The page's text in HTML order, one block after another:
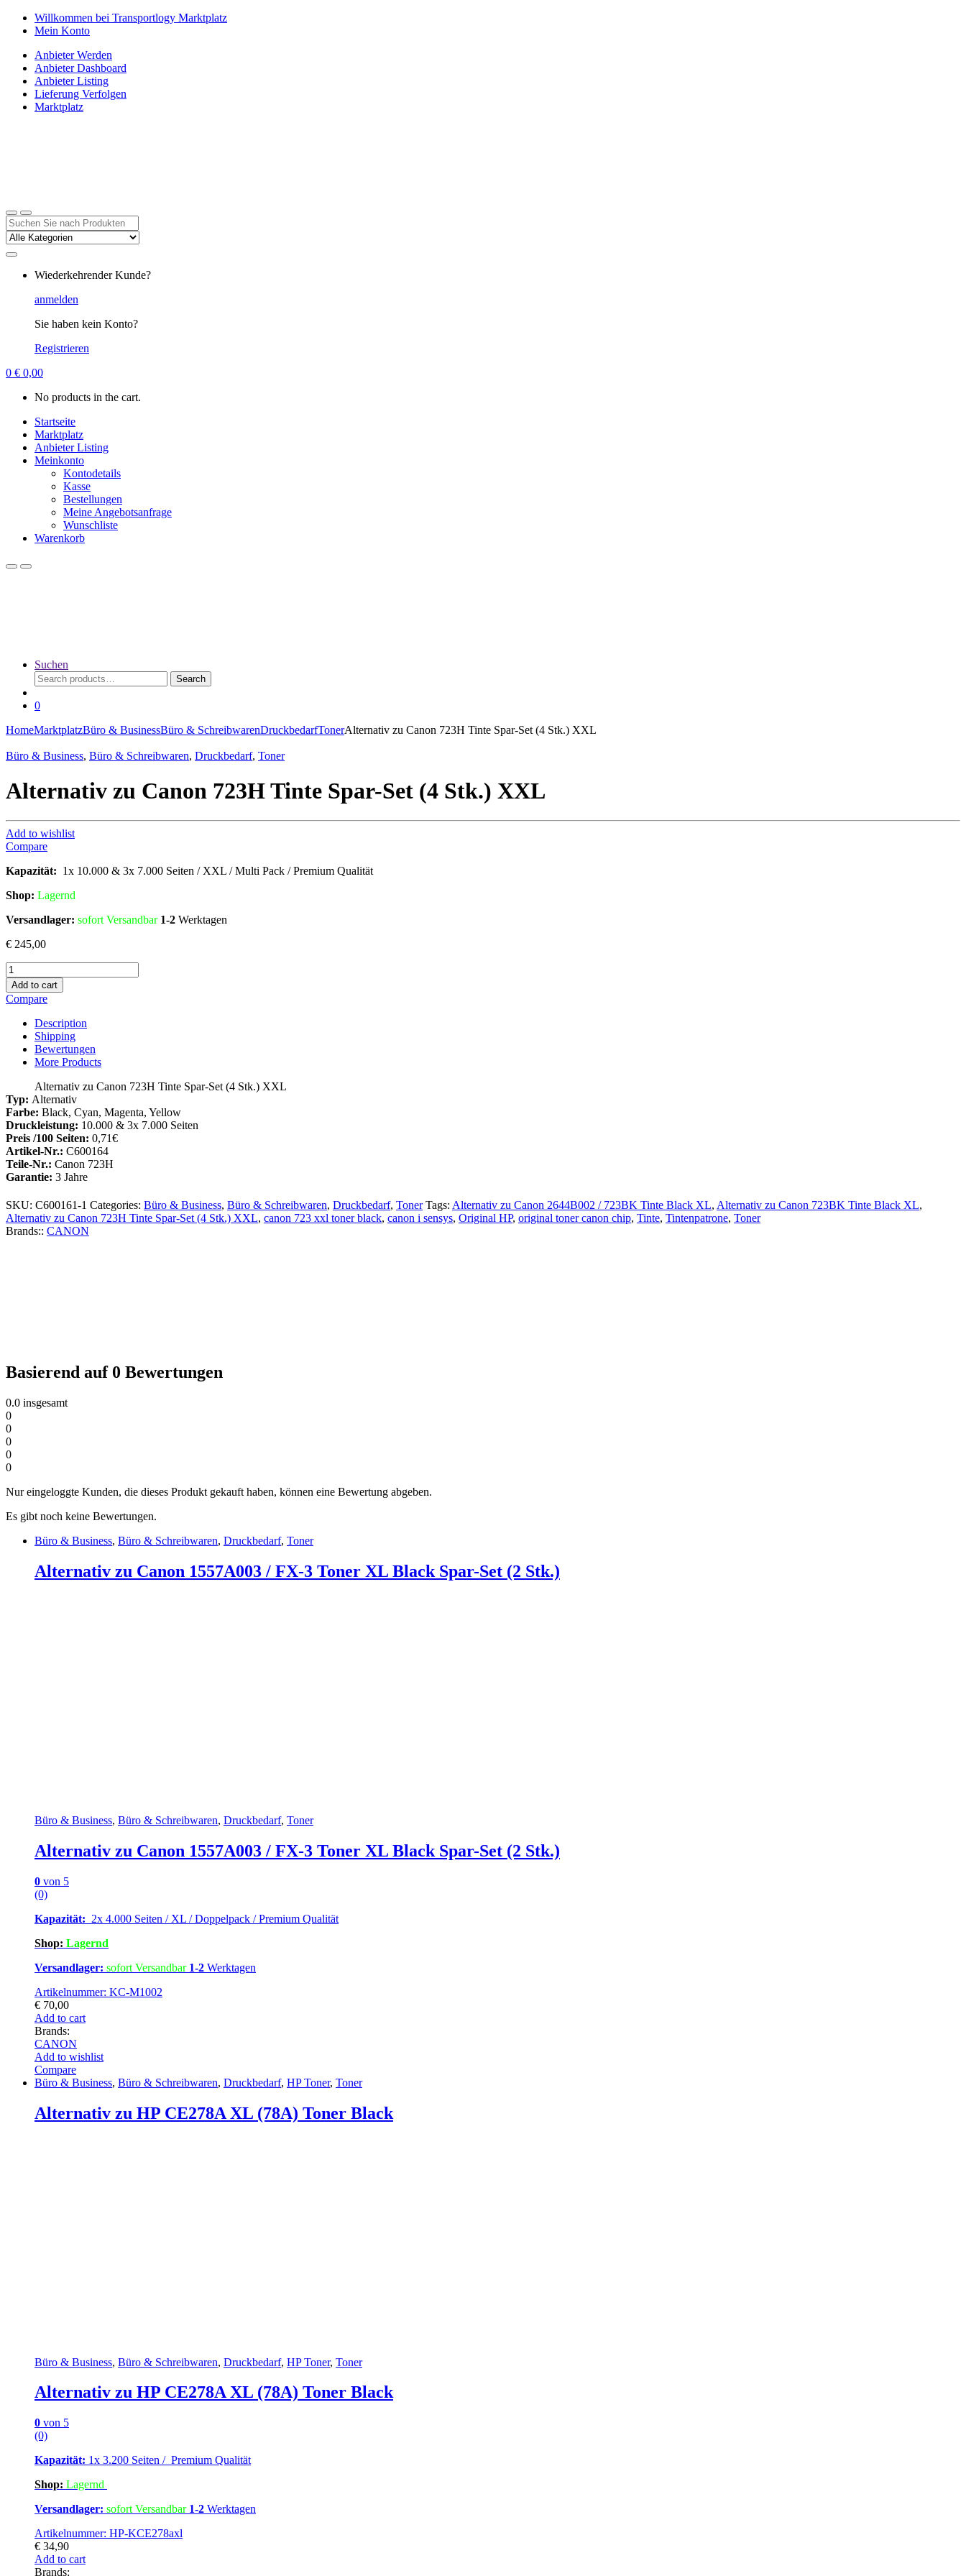
Navigation
Zum
Inhalt
Willkommen bei Transportlogy Marktplatz
Mein Konto
Anbieter Werden
Anbieter Dashboard
Anbieter Listing
Lieferung Verfolgen
Marktplatz
Suchen
nach:
Wiederkehrender Kunde?
anmelden
Sie haben kein Konto?
Registrieren
0 € 0,00
No products in the cart.
Startseite
Marktplatz
Anbieter Listing
Meinkonto
Kontodetails
Kasse
Bestellungen
Meine Angebotsanfrage
Wunschliste
Warenkorb
Suchen
Search
for:
Search
0
HomeMarktplatzBüro & BusinessBüro & SchreibwarenDruckbedarfTonerAlternativ zu Canon 723H Tinte Spar-Set (4 Stk.) XXL
Büro & Business, Büro & Schreibwaren, Druckbedarf, Toner
Alternativ zu Canon 723H Tinte Spar-Set (4 Stk.) XXL
Add to wishlist
Compare
Kapazität: 1x 10.000 & 3x 7.000 Seiten / XXL / Multi Pack / Premium Qualität
Shop: Lagernd
Versandlager: sofort Versandbar 1-2 Werktagen
€ 245,00
Alternativ
zu
Canon
723H
Tinte
Spar-
Menge
Add to cart
Compare
Description
Shipping
Bewertungen
More Products
Alternativ zu Canon 723H Tinte Spar-Set (4 Stk.) XXL
Typ: Alternativ
Farbe: Black, Cyan, Magenta, Yellow
Druckleistung: 10.000 & 3x 7.000 Seiten
Preis /100 Seiten: 0,71€
Artikel-Nr.: C600164
Teile-Nr.: Canon 723H
Garantie: 3 Jahre
SKU: C600161-1 Categories: Büro & Business, Büro & Schreibwaren, Druckbedarf, Toner Tags: Alternativ zu Canon 2644B002 / 723BK Tinte Black XL, Alternativ zu Canon 723BK Tinte Black XL,
Alternativ zu Canon 723H Tinte Spar-Set (4 Stk.) XXL, canon 723 xxl toner black, canon i sensys, Original HP, original toner canon chip, Tinte, Tintenpatrone, Toner
Brands:: CANON
Basierend auf 0 Bewertungen
0.0 insgesamt
0
0
0
0
0
Nur eingeloggte Kunden, die dieses Produkt gekauft haben, können eine Bewertung abgeben.
Es gibt noch keine Bewertungen.
Büro & Business, Büro & Schreibwaren, Druckbedarf, Toner
Alternativ zu Canon 1557A003 / FX-3 Toner XL Black Spar-Set (2 Stk.)
Büro & Business, Büro & Schreibwaren, Druckbedarf, Toner
Alternativ zu Canon 1557A003 / FX-3 Toner XL Black Spar-Set (2 Stk.)
0 von 5
(0)
Kapazität: 2x 4.000 Seiten / XL / Doppelpack / Premium Qualität
Shop: Lagernd
Versandlager: sofort Versandbar 1-2 Werktagen
Artikelnummer: KC-M1002
€ 70,00
Add to cart
Brands:
CANON
Add to wishlist
Compare
Büro & Business, Büro & Schreibwaren, Druckbedarf, HP Toner, Toner
Alternativ zu HP CE278A XL (78A) Toner Black
Büro & Business, Büro & Schreibwaren, Druckbedarf, HP Toner, Toner
Alternativ zu HP CE278A XL (78A) Toner Black
0 von 5
(0)
Kapazität: 1x 3.200 Seiten / Premium Qualität
Shop: Lagernd
Versandlager: sofort Versandbar 1-2 Werktagen
Artikelnummer: HP-KCE278axl
€ 34,90
Add to cart
Brands: